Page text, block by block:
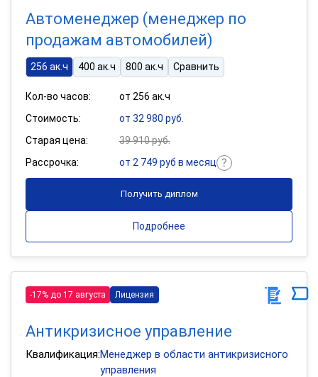
Автоменеджер (менеджер по
продажам автомобилей)
256 ак.ч 400 ак.ч 800 ак.ч Сравнить
Кол-во часов:
от 256 ак.ч
Стоимость:
от 32 980 руб.
Старая цена:
39 910 руб.
Рассрочка:
от 2 749 руб в месяц
Получить диплом
Подробнее
-17% до 17 августа Лицензия
Антикризисное управление
Квалификация:Менеджер в области антикризисного
управления